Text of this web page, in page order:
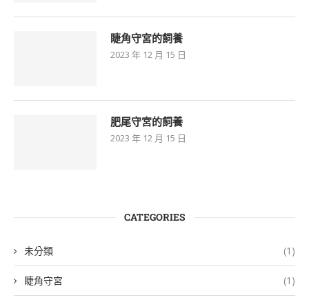
睫角守宮的飼養
2023 年 12 月 15 日
肥尾守宮的飼養
2023 年 12 月 15 日
CATEGORIES
未分類 (1)
睫角守宮 (1)